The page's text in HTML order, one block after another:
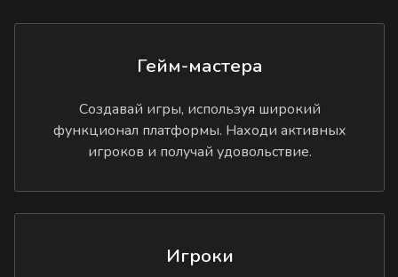
Гейм-мастера
Создавай игры, используя широкий
функционал платформы. Находи активных
игроков и получай удовольствие.
Игроки